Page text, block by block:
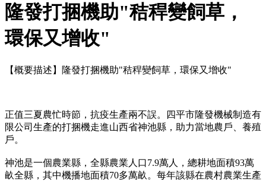
隆發打捆機助"秸稈變飼草，
環保又增收"
【概要描述】 隆發打捆機助"秸稈變飼草，環保又增收"
正值三夏農忙時節，抗疫生產兩不誤。四平市隆發機械制造有
限公司生產的打捆機走進山西省神池縣，助力當地農戶、養殖
戶。
神池是一個農業縣，全縣農業人口7.9萬人，總耕地面積93萬
畝全縣，其中機播地面積70多萬畝。每年該縣在農村農業生產